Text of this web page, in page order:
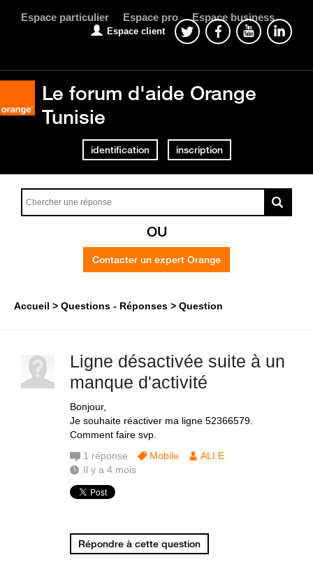
Espace particulier Espace pro Espace business
Espace client
Le forum d'aide Orange
Tunisie
identification inscription
OU
Contacter un expert Orange
Accueil Questions - Réponses Question
Ligne désactivée suite à un
manque d'activité
Bonjour,
Je souhaite réactiver ma ligne 52366579.
Comment faire svp.
1 réponse Mobile
ALI E.
Il y a 4 mois
Répondre à cette question